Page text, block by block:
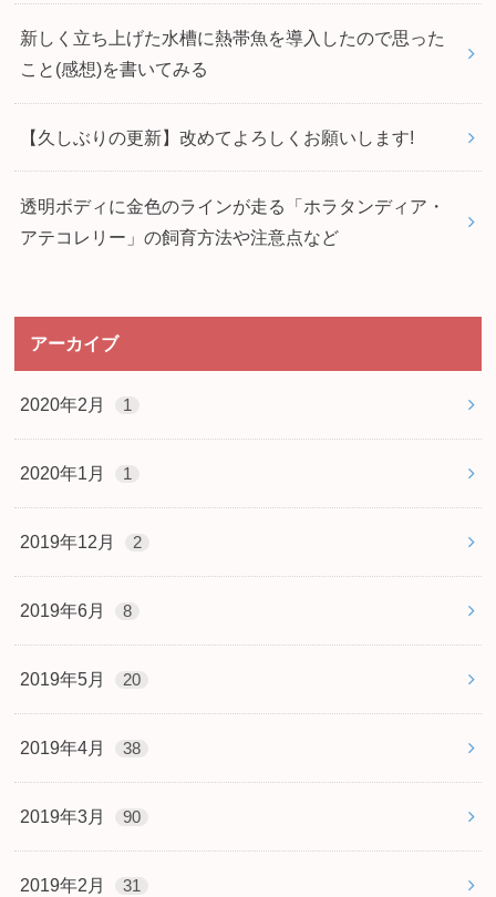
新しく立ち上げた水槽に熱帯魚を導入したので思った
こと(感想)を書いてみる
【久しぶりの更新】改めてよろしくお願いします!
透明ボディに金色のラインが走る「ホラタンディア・
アテコレリー」の飼育方法や注意点など
アーカイブ
2020年2月 1
2020年1月 1
2019年12月 2
2019年6月 8
2019年5月 20
2019年4月 38
2019年3月 90
2019年2月 31